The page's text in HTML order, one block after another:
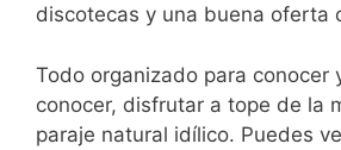
discotecas y una buena oferta
Todo organizado para conocer
conocer, disfrutar a tope de la
paraje natural idílico. Puedes